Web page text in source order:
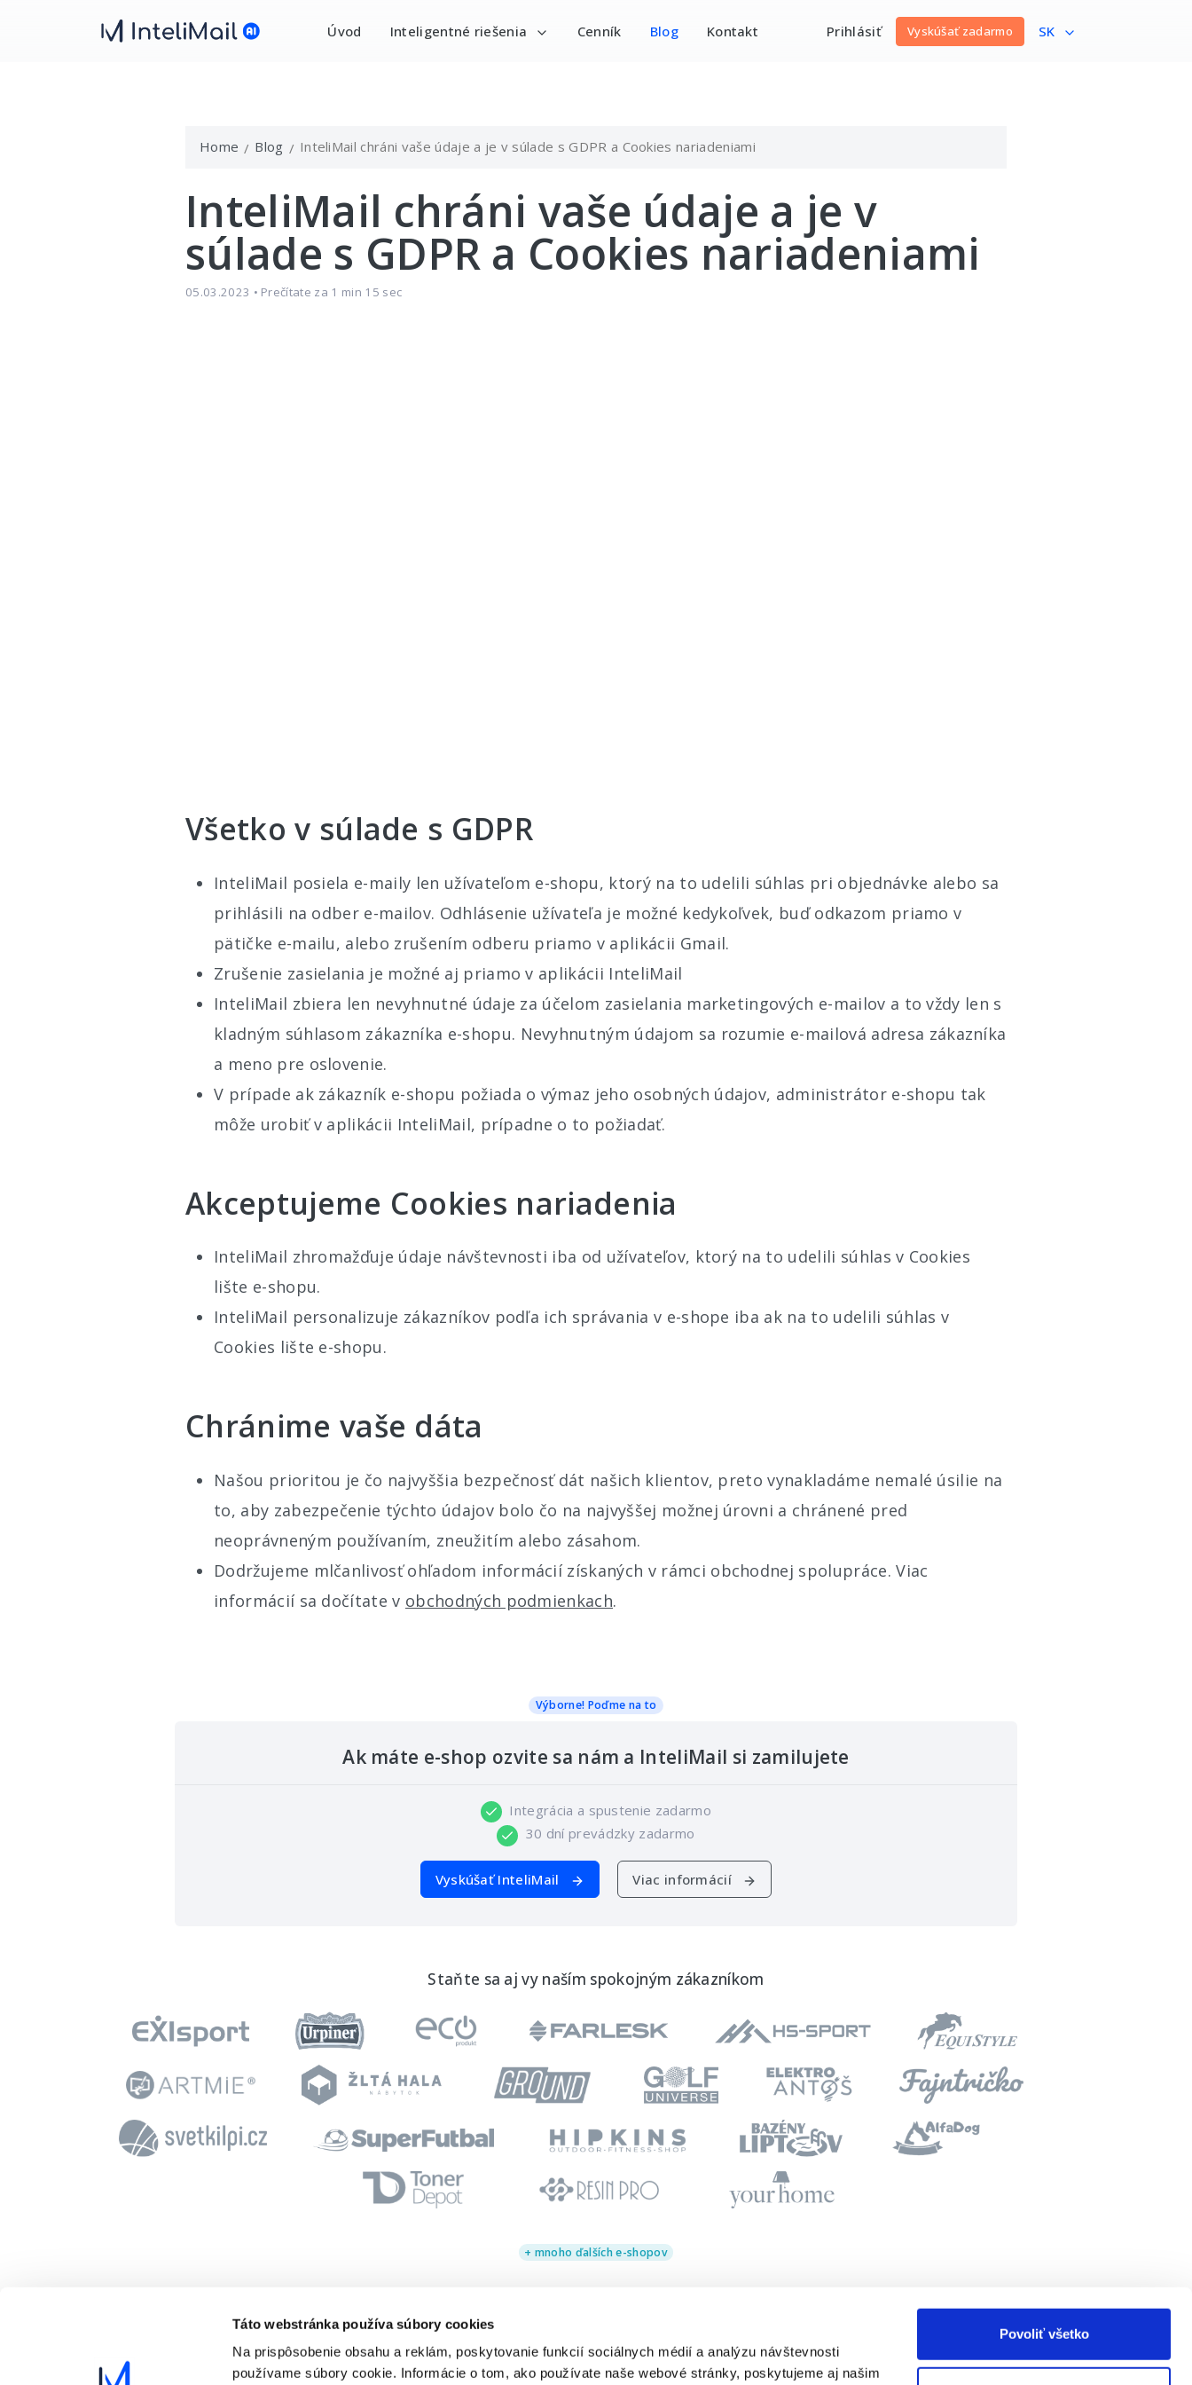
Táto webstránka používa súbory cookies
Na prispôsobenie obsahu a reklám, poskytovanie funkcií sociálnych médií a analýzu návštevnosti
používame súbory cookie. Informácie o tom, ako používate naše webové stránky, poskytujeme aj našim
Povoliť všetko
Úvod Inteligentné riešenia Cenník Blog Kontakt Prihlásiť Vyskúšať zadarmo SK
Home Blog InteliMail chráni vaše údaje a je v súlade s GDPR a Cookies nariadeniami
InteliMail chráni vaše údaje a je v
súlade s GDPR a Cookies nariadeniami
05.03.2023 • Prečítate za 1 min 15 sec
Všetko v súlade s GDPR
InteliMail posiela e-maily len užívateľom e-shopu, ktorý na to udelili súhlas pri objednávke alebo sa
prihlásili na odber e-mailov. Odhlásenie užívateľa je možné kedykoľvek, buď odkazom priamo v
pätičke e-mailu, alebo zrušením odberu priamo v aplikácii Gmail.
Zrušenie zasielania je možné aj priamo v aplikácii InteliMail
InteliMail zbiera len nevyhnutné údaje za účelom zasielania marketingových e-mailov a to vždy len s
kladným súhlasom zákazníka e-shopu. Nevyhnutným údajom sa rozumie e-mailová adresa zákazníka
a meno pre oslovenie.
V prípade ak zákazník e-shopu požiada o výmaz jeho osobných údajov, administrátor e-shopu tak
môže urobiť v aplikácii InteliMail, prípadne o to požiadať.
Akceptujeme Cookies nariadenia
InteliMail zhromažďuje údaje návštevnosti iba od užívateľov, ktorý na to udelili súhlas v Cookies
lište e-shopu.
InteliMail personalizuje zákazníkov podľa ich správania v e-shope iba ak na to udelili súhlas v
Cookies lište e-shopu.
Chránime vaše dáta
Našou prioritou je čo najvyššia bezpečnosť dát našich klientov, preto vynakladáme nemalé úsilie na
to, aby zabezpečenie týchto údajov bolo čo na najvyššej možnej úrovni a chránené pred
neoprávneným používaním, zneužitím alebo zásahom.
Dodržujeme mlčanlivosť ohľadom informácií získaných v rámci obchodnej spolupráce. Viac
informácií sa dočítate v obchodných podmienkach.
Výborne! Poďme na to
Ak máte e-shop ozvite sa nám a InteliMail si zamilujete
Integrácia a spustenie zadarmo
30 dní prevádzky zadarmo
Vyskúšať InteliMail Viac informácií
Staňte sa aj vy naším spokojným zákazníkom
+ mnoho ďalších e-shopov
INTELIGENTNÉ RIEŠENIA